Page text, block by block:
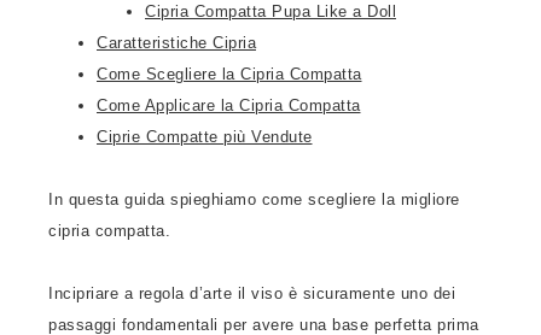
Cipria Compatta Pupa Like a Doll
Caratteristiche Cipria
Come Scegliere la Cipria Compatta
Come Applicare la Cipria Compatta
Ciprie Compatte più Vendute
In questa guida spieghiamo come scegliere la migliore
cipria compatta.
Incipriare a regola d’arte il viso è sicuramente uno dei
passaggi fondamentali per avere una base perfetta prima